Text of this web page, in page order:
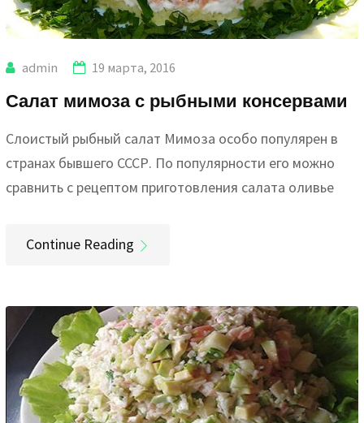
admin 19 марта, 2016
Салат мимоза с рыбными консервами
Слоистый рыбный салат Мимоза особо популярен в
странах бывшего СССР. По популярности его можно
сравнить с рецептом приготовления салата оливье
Continue Reading